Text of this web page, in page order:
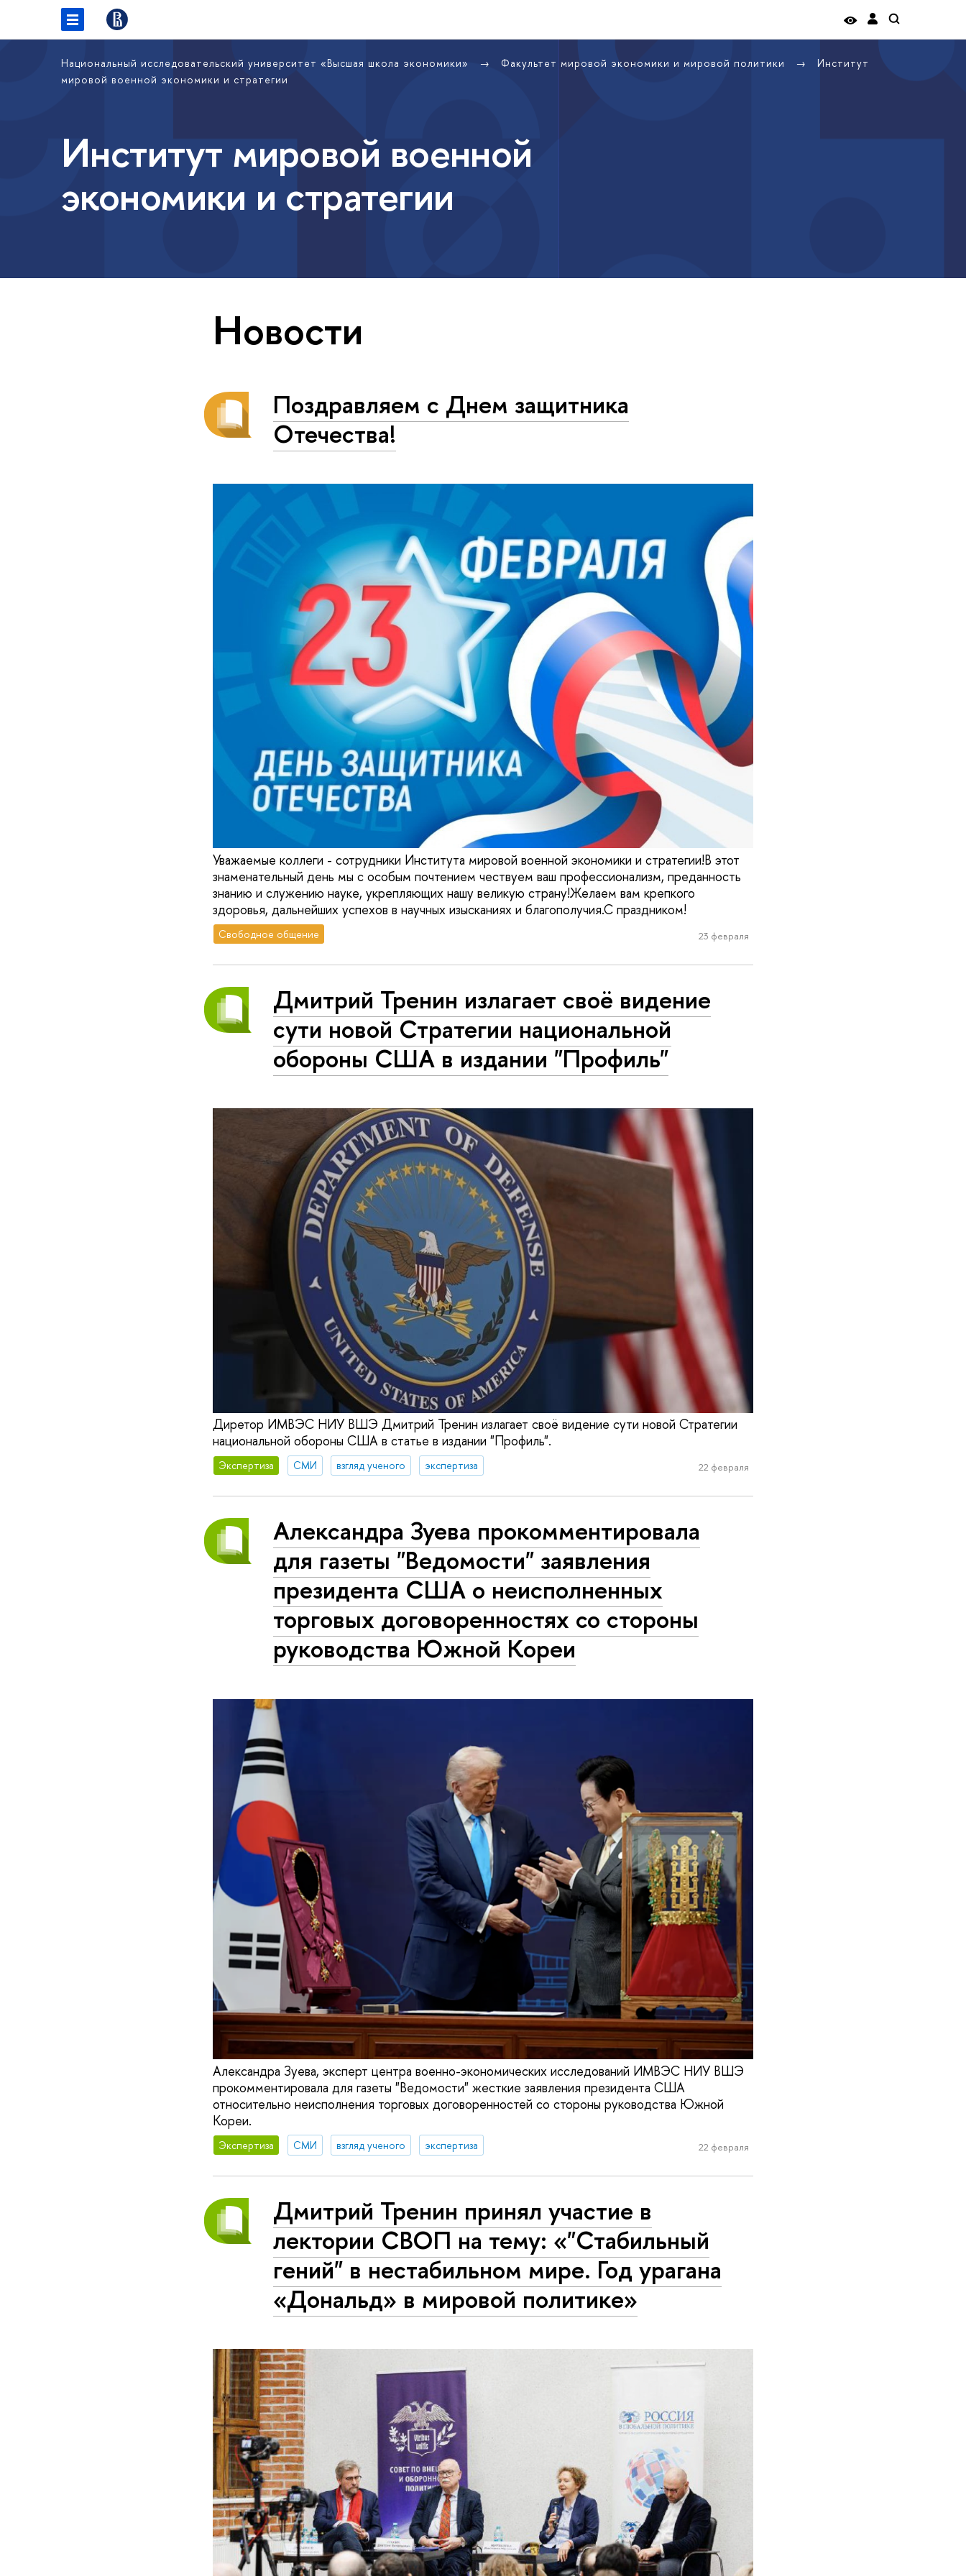
Национальный исследовательский университет «Высшая школа экономики» Факультет мировой экономики и мировой политики
Институт
мировой военной экономики и стратегии
Институт мировой военной
экономики и стратегии
Новости
Поздравляем с Днем защитника
Отечества!
Уважаемые коллеги - сотрудники Института мировой военной экономики и стратегии!В этот
знаменательный день мы с особым почтением чествуем ваш профессионализм, преданность
знанию и служению науке, укрепляющих нашу великую страну!Желаем вам крепкого
здоровья, дальнейших успехов в научных изысканиях и благополучия.С праздником!
Свободное общение 23 февраля
Дмитрий Тренин излагает своё видение
сути новой Стратегии национальной
обороны США в издании "Профиль"
Диретор ИМВЭС НИУ ВШЭ Дмитрий Тренин излагает своё видение сути новой Стратегии
национальной обороны США в статье в издании "Профиль".
Экспертиза СМИ взгляд ученого экспертиза 22 февраля
Александра Зуева прокомментировала
для газеты "Ведомости" заявления
президента США о неисполненных
торговых договоренностях со стороны
руководства Южной Кореи
Александра Зуева, эксперт центра военно-экономических исследований ИМВЭС НИУ ВШЭ
прокомментировала для газеты "Ведомости" жесткие заявления президента США
относительно неисполнения торговых договоренностей со стороны руководства Южной
Кореи.
Экспертиза СМИ взгляд ученого экспертиза 22 февраля
Дмитрий Тренин принял участие в
лектории СВОП на тему: «"Стабильный
гений" в нестабильном мире. Год урагана
«Дональд» в мировой политике»